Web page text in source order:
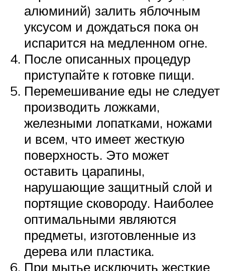
алюминий) залить яблочным
уксусом и дождаться пока он
испарится на медленном огне.
После описанных процедур
приступайте к готовке пищи.
Перемешивание еды не следует
производить ложками,
железными лопатками, ножами
и всем, что имеет жесткую
поверхность. Это может
оставить царапины,
нарушающие защитный слой и
портящие сковороду. Наиболее
оптимальными являются
предметы, изготовленные из
дерева или пластика.
При мытье исключить жесткие